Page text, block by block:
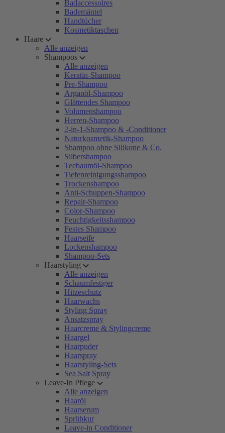
Badaccessoires
Bademäntel
Handtücher
Kosmetiktaschen
Haare
Alle anzeigen
Shampoos
Alle anzeigen
Keratin-Shampoo
Pre-Shampoo
Arganöl-Shampoo
Glättendes Shampoo
Volumenshampoo
Herren-Shampoo
2-in-1-Shampoo & -Conditioner
Naturkosmetik-Shampoo
Shampoo ohne Silikone & Co.
Silbershampoo
Teebaumöl-Shampoo
Tiefenreinigungsshampoo
Trockenshampoo
Anti-Schuppen-Shampoo
Repair-Shampoo
Color-Shampoo
Feuchtigkeitsshampoo
Festes Shampoo
Haarseife
Lockenshampoo
Shampoo-Sets
Haarstyling
Alle anzeigen
Schaumfestiger
Hitzeschutz
Haarwachs
Styling Spray
Ansatzspray
Haarcreme & Stylingcreme
Haargel
Haarpuder
Haarspray
Haarstyling-Sets
Sea Salt Spray
Leave-In Pflege
Alle anzeigen
Haaröl
Haarserum
Sprühkur
Leave-in Conditioner